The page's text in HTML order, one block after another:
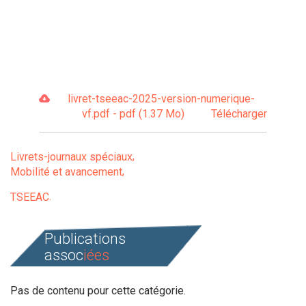
livret-tseeac-2025-version-numerique-
vf.pdf - pdf (1.37 Mo)
Télécharger
Livrets-journaux spéciaux
Mobilité et avancement
TSEEAC
Publications
associées
Pas de contenu pour cette catégorie.